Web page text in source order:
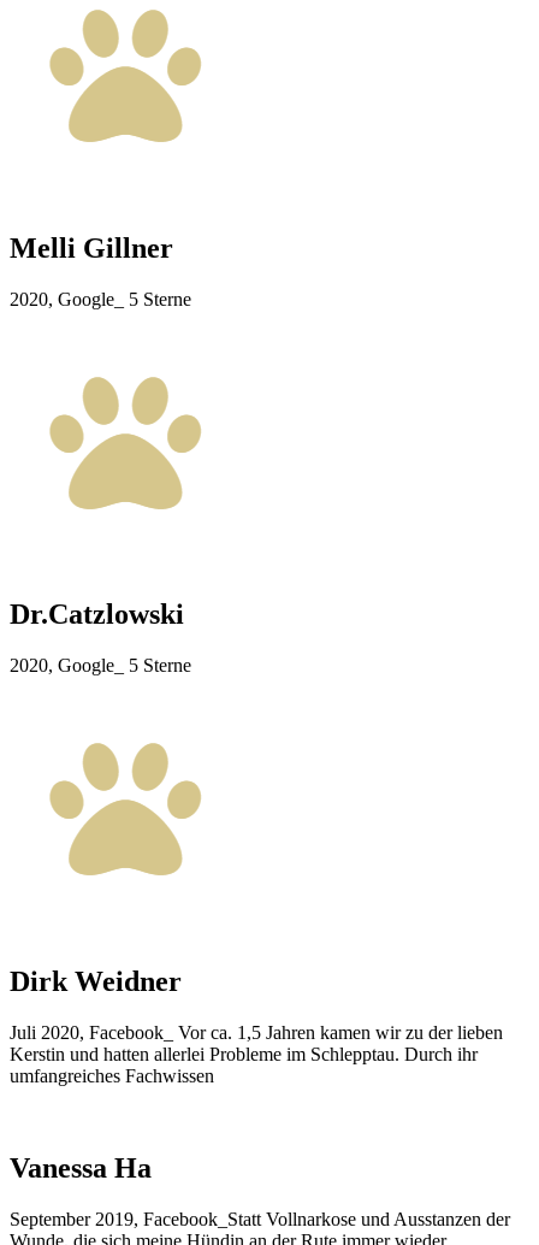
Melli Gillner
2020, Google_ 5 Sterne
Dr.Catzlowski
2020, Google_ 5 Sterne
Dirk Weidner
Juli 2020, Facebook_ Vor ca. 1,5 Jahren kamen wir zu der lieben
Kerstin und hatten allerlei Probleme im Schlepptau. Durch ihr
umfangreiches Fachwissen
Vanessa Ha
September 2019, Facebook_Statt Vollnarkose und Ausstanzen der
Wunde, die sich meine Hündin an der Rute immer wieder